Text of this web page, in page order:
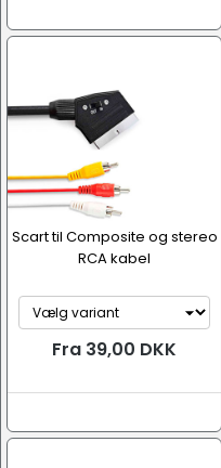
Scart til Composite og stereo
RCA kabel
Fra 39,00 DKK